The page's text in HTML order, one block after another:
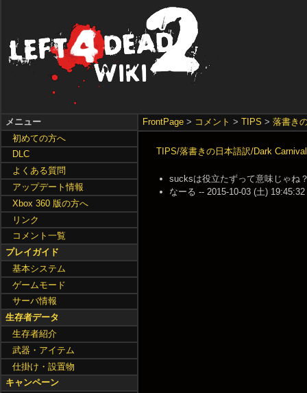
FrontPage > コメント >TIPS >落書き
TIPS/落書きの日本語訳/Dark Carnival
sucksは役立たずって意味じゃね
なーる -- 2015-10-03 (土) 19:45:32
メニュー
初めての方へ
DLC
よくある質問
アップデート情報
Xbox 360 版の方へ
リンク
コメント一覧
プレイガイド
基本システム
ゲームモード
サーバ情報
生存者データ
生存者紹介
武器・アイテム
仕掛け・設置物
キャンペーン